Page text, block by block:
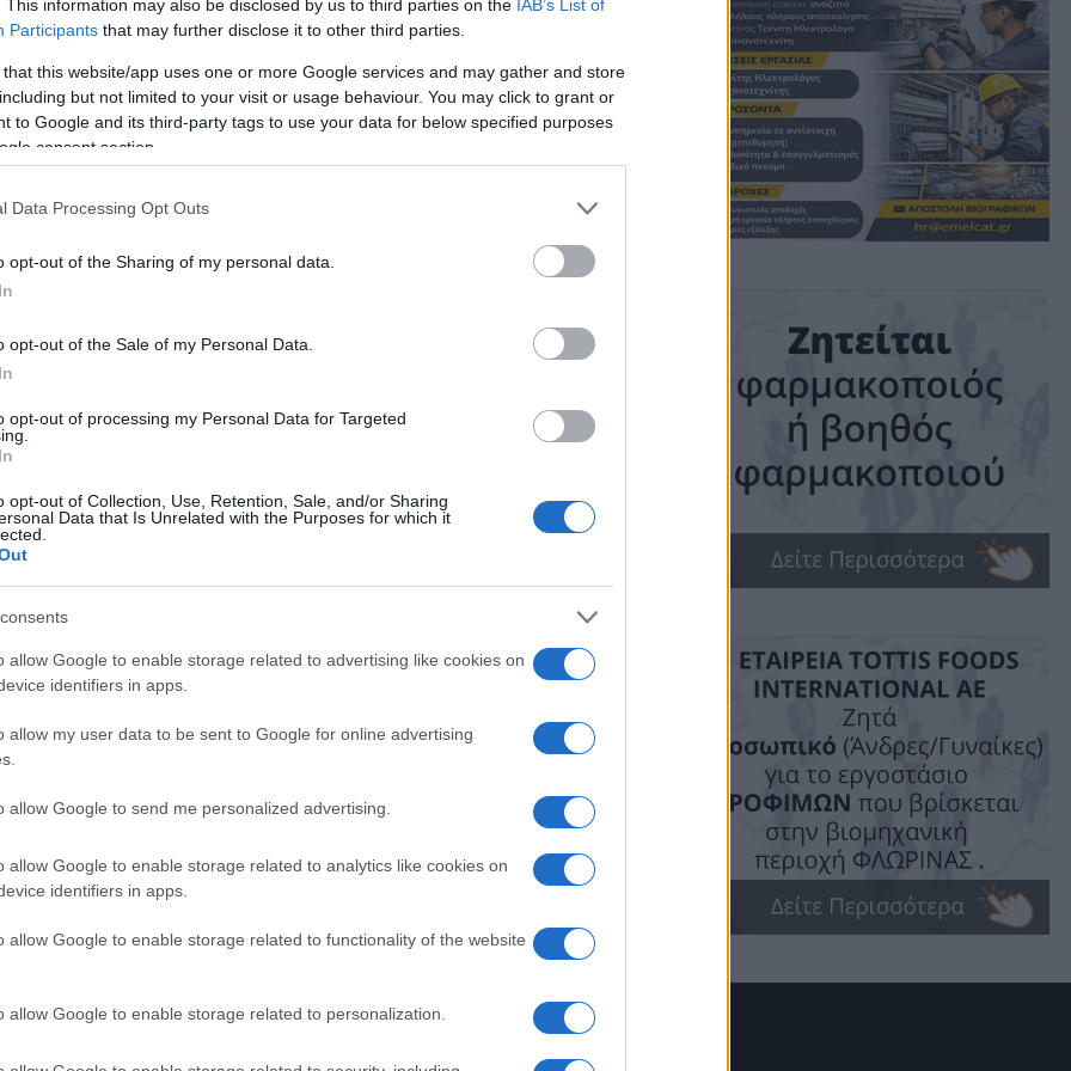
This information may also be disclosed by us to third parties on the IAB’s List of
Participants that may further disclose it to other third parties.
that this website/app uses one or more Google services and may gather and store
but not limited to your visit or usage behaviour. You may click to grant or
to Google and its third-party tags to use your data for below specified purposes
consent section.
Data Processing Opt Outs
opt-out of the Sharing of my personal data.
opt-out of the Sale of my Personal Data.
opt-out of processing my Personal Data for Targeted
opt-out of Collection, Use, Retention, Sale, and/or Sharing
Data that Is Unrelated with the Purposes for which it
allow Google to enable storage related to advertising like cookies on
identifiers in apps.
allow my user data to be sent to Google for online advertising
allow Google to send me personalized advertising.
allow Google to enable storage related to analytics like cookies on
identifiers in apps.
allow Google to enable storage related to functionality of the website
allow Google to enable storage related to personalization.
ατύχημα
2
εργατικό ατύχημα σημειώθηκε πριν από λίγο στον ΑΗΣ Αγ.
σε εργασίες που γινόταν για τη συντήρηση της μονάδας 5,
μέχρι στιγμής συνθήκες 2 εργαζόμενοι έχασαν τη